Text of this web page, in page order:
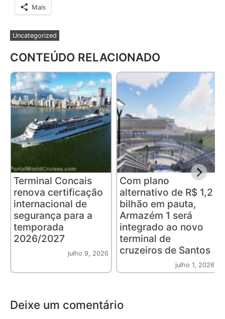
Mais
Uncategorized
CONTEÚDO RELACIONADO
Terminal Concais
renova certificação
internacional de
segurança para a
temporada
2026/2027
julho 9, 2026
Com plano
alternativo de R$ 1,2
bilhão em pauta,
Armazém 1 será
integrado ao novo
terminal de
cruzeiros de Santos
julho 1, 2026
Deixe um comentário